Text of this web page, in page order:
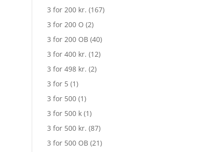
3 for 200 kr. (167)
3 for 200 O (2)
3 for 200 OB (40)
3 for 400 kr. (12)
3 for 498 kr. (2)
3 for 5 (1)
3 for 500 (1)
3 for 500 k (1)
3 for 500 kr. (87)
3 for 500 OB (21)